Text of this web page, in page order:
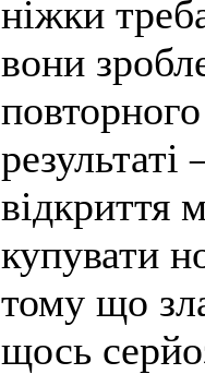
ніжки
вони
відкриття
купувати
тому що
щось